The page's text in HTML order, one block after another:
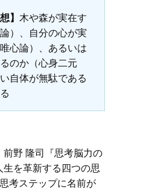
】 木や森が実在す
）、自分の心が実
心論）、あるいは
のか（心身二元
自体が無駄である
前野 隆司『思考脳力の
を革新する四つの思
考ステップに名前が